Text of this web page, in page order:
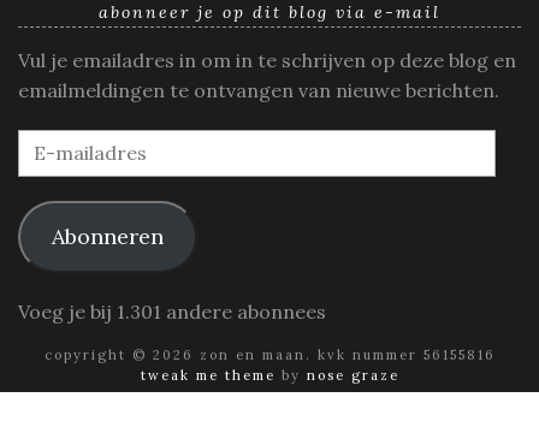
abonneer je op dit blog via e-mail
Vul je emailadres in om in te schrijven op deze blog en
emailmeldingen te ontvangen van nieuwe berichten.
E-
mailadres
Abonneren
Voeg je bij 1.301 andere abonnees
copyright © 2026 zon en maan. kvk nummer 56155816
tweak me theme by nose graze